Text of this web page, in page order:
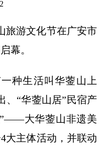
旅游文化节在广安市
幕。
种生活叫华蓥山上
、“华蓥山居”民宿产
大华蓥山非遗美
大主体活动，并联动